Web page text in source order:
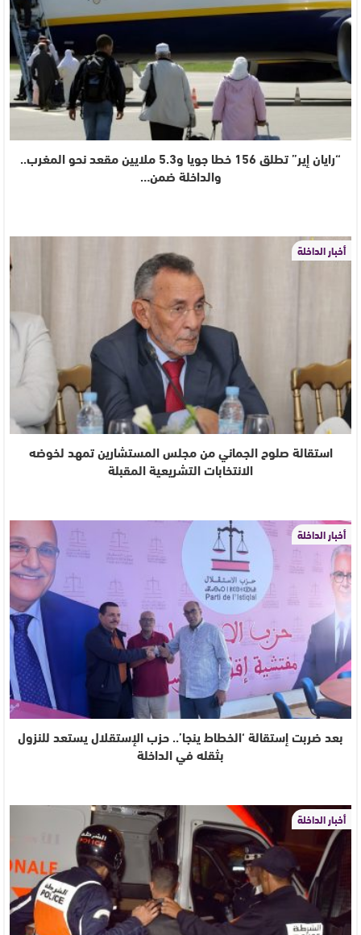
“رايان إير” تطلق 156 خطا جويا و5.3 ملايين مقعد نحو المغرب..
والداخلة ضمن…
أخبار الداخلة
استقالة صلوح الجماني من مجلس المستشارين تمهد لخوضه
الانتخابات التشريعية المقبلة
أخبار الداخلة
بعد ضربت إستقالة ‘الخطاط ينجا’.. حزب الإستقلال يستعد للنزول
بثقله في الداخلة
أخبار الداخلة